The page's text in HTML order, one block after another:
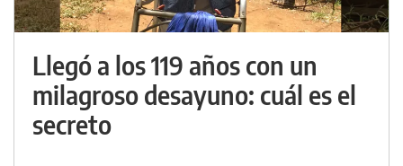
Llegó a los 119 años con un
milagroso desayuno: cuál es el
secreto